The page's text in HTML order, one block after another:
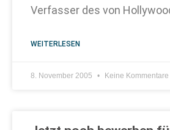
Verfasser des von
WEITERLESEN
8. November 2005 Keine Kommentare